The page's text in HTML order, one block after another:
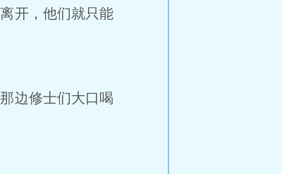
开，他们就只能
边修士们大口喝